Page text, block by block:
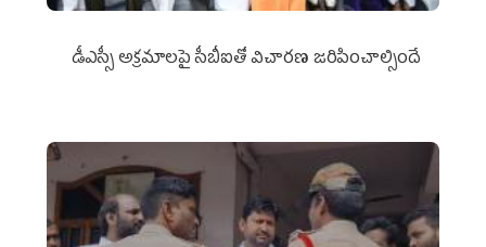
డీఎస్సీ అక్రమాలపై సీబీఐతో విచారణ జరిపించాల్సిందే